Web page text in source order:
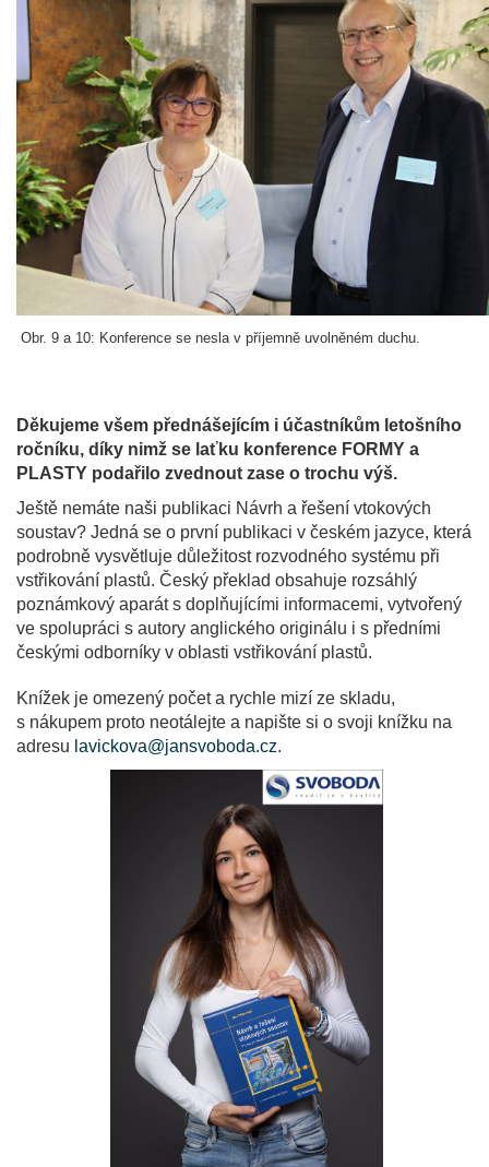
Obr. 9 a 10: Konference se nesla v příjemně uvolněném duchu.
Děkujeme všem přednášejícím i účastníkům letošního
ročníku, díky nimž se laťku konference FORMY a
PLASTY podařilo zvednout zase o trochu výš.
Ještě nemáte naši publikaci Návrh a řešení vtokových
soustav? Jedná se o první publikaci v českém jazyce, která
podrobně vysvětluje důležitost rozvodného systému při
vstřikování plastů. Český překlad obsahuje rozsáhlý
poznámkový aparát s doplňujícími informacemi, vytvořený
ve spolupráci s autory anglického originálu i s předními
českými odborníky v oblasti vstřikování plastů.
Knížek je omezený počet a rychle mizí ze skladu,
s nákupem proto neotálejte a napište si o svoji knížku na
adresu lavickova@jansvoboda.cz.